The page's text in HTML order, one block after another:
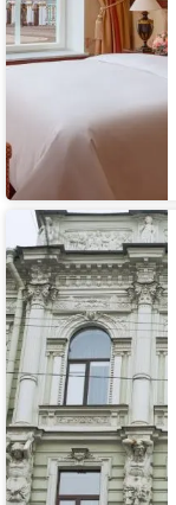
Гостиница
Marine